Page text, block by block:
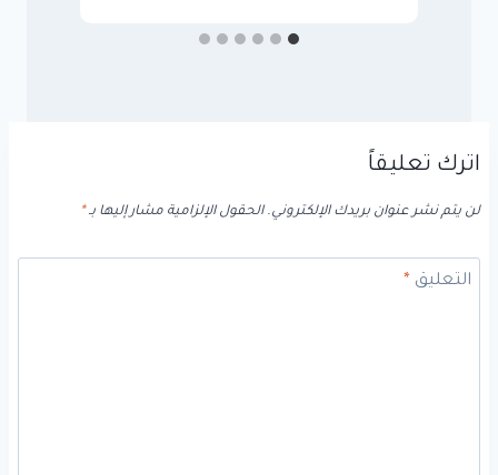
اترك تعليقاً
لن يتم نشر عنوان بريدك الإلكتروني. الحقول الإلزامية مشار إليها بـ*
التعليق*